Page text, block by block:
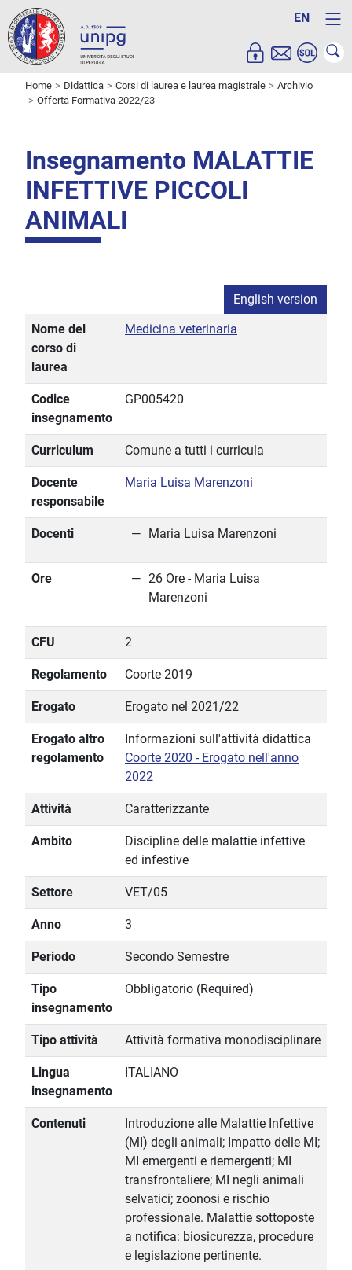
EN
Home Didattica Corsi di laurea e laurea magistrale
Archivio
Offerta Formativa 2022/23
Insegnamento MALATTIE
INFETTIVE PICCOLI
ANIMALI
English version
Nome del
corso di
laurea
Medicina veterinaria
Codice
insegnamento
GP005420
Curriculum Comune a tutti i curricula
Docente
responsabile
Maria Luisa Marenzoni
Docenti Maria Luisa Marenzoni
Ore
26 Ore - Maria Luisa
Marenzoni
CFU 2
Regolamento Coorte 2019
Erogato Erogato nel 2021/22
Erogato altro
regolamento
Informazioni sull'attività didattica
Coorte 2020 - Erogato nell'anno
2022
Attività Caratterizzante
Ambito
Discipline delle malattie infettive
ed infestive
Settore VET/05
Anno 3
Periodo Secondo Semestre
Tipo
insegnamento
Obbligatorio (Required)
Tipo attività Attività formativa monodisciplinare
Lingua
insegnamento
ITALIANO
Contenuti
Introduzione alle Malattie Infettive
(MI) degli animali; Impatto delle MI;
MI emergenti e riemergenti; MI
transfrontaliere; MI negli animali
selvatici; zoonosi e rischio
professionale. Malattie sottoposte
a notifica: biosicurezza, procedure
e legislazione pertinente.